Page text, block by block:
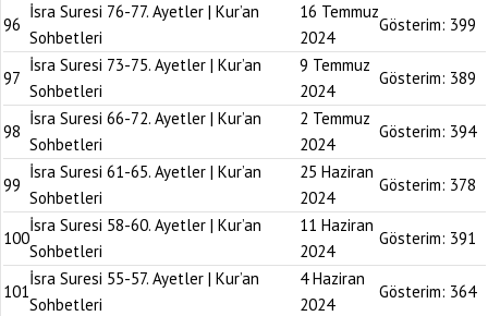
96
İsra Suresi 76-77. Ayetler | Kur’an
Sohbetleri
16 Temmuz
2024
Gösterim: 399
97
İsra Suresi 73-75. Ayetler | Kur’an
Sohbetleri
9 Temmuz
2024
Gösterim: 389
98
İsra Suresi 66-72. Ayetler | Kur’an
Sohbetleri
2 Temmuz
2024
Gösterim: 394
99
İsra Suresi 61-65. Ayetler | Kur’an
Sohbetleri
25 Haziran
2024
Gösterim: 378
100
İsra Suresi 58-60. Ayetler | Kur’an
Sohbetleri
11 Haziran
2024
Gösterim: 391
101
İsra Suresi 55-57. Ayetler | Kur’an
Sohbetleri
4 Haziran
2024
Gösterim: 364